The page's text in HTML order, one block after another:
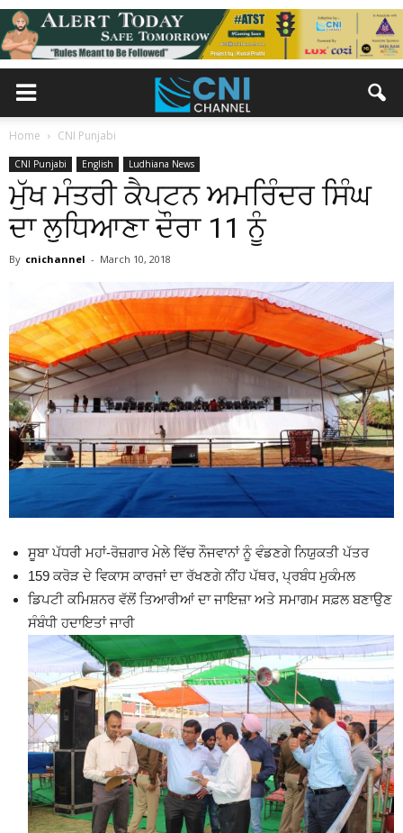
Home CNI Punjabi
CNI Punjabi English Ludhiana News
ਮੁੱਖ ਮੰਤਰੀ ਕੈਪਟਨ ਅਮਰਿੰਦਰ ਸਿੰਘ
ਦਾ ਲੁਧਿਆਣਾ ਦੌਰਾ 11 ਨੂੰ
By cnichannel - March 10, 2018
ਸੂਬਾ ਪੱਧਰੀ ਮਹਾਂ-ਰੋਜ਼ਗਾਰ ਮੇਲੇ ਵਿੱਚ ਨੌਜਵਾਨਾਂ ਨੂੰ ਵੰਡਣਗੇ ਨਿਯੁਕਤੀ ਪੱਤਰ
159 ਕਰੋੜ ਦੇ ਵਿਕਾਸ ਕਾਰਜਾਂ ਦਾ ਰੱਖਣਗੇ ਨੀਂਹ ਪੱਥਰ, ਪ੍ਰਬੰਧ ਮੁਕੰਮਲ
ਡਿਪਟੀ ਕਮਿਸ਼ਨਰ ਵੱਲੋਂ ਤਿਆਰੀਆਂ ਦਾ ਜਾਇਜ਼ਾ ਅਤੇ ਸਮਾਗਮ ਸਫ਼ਲ ਬਣਾਉਣ
ਸੰਬੰਧੀ ਹਦਾਇਤਾਂ ਜਾਰੀ